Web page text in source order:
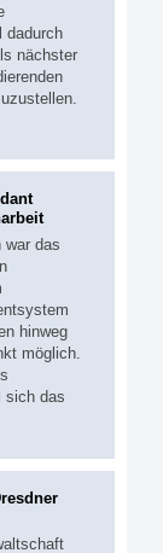
dadurch
nächster
war das
hinweg
möglich.
sich das